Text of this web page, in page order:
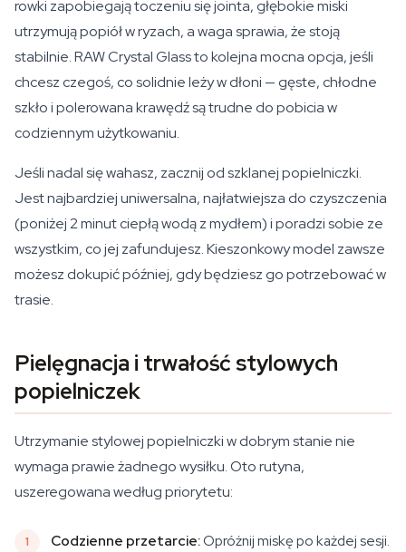
rowki zapobiegają toczeniu się jointa, głębokie miski
utrzymują popiół w ryzach, a waga sprawia, że stoją
stabilnie. RAW Crystal Glass to kolejna mocna opcja, jeśli
chcesz czegoś, co solidnie leży w dłoni — gęste, chłodne
szkło i polerowana krawędź są trudne do pobicia w
codziennym użytkowaniu.
Jeśli nadal się wahasz, zacznij od szklanej popielniczki.
Jest najbardziej uniwersalna, najłatwiejsza do czyszczenia
(poniżej 2 minut ciepłą wodą z mydłem) i poradzi sobie ze
wszystkim, co jej zafundujesz. Kieszonkowy model zawsze
możesz dokupić później, gdy będziesz go potrzebować w
trasie.
Pielęgnacja i trwałość stylowych
popielniczek
Utrzymanie stylowej popielniczki w dobrym stanie nie
wymaga prawie żadnego wysiłku. Oto rutyna,
uszeregowana według priorytetu:
Codzienne przetarcie:Opróżnij miskę po każdej sesji.